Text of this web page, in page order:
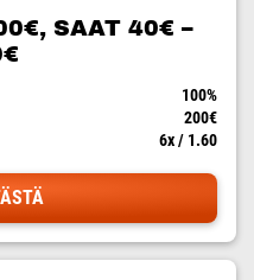
SAAT 40€ –
100%
200€
6x / 1.60